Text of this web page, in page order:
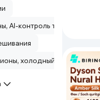
AI-контроль температуры,
холодный воздух